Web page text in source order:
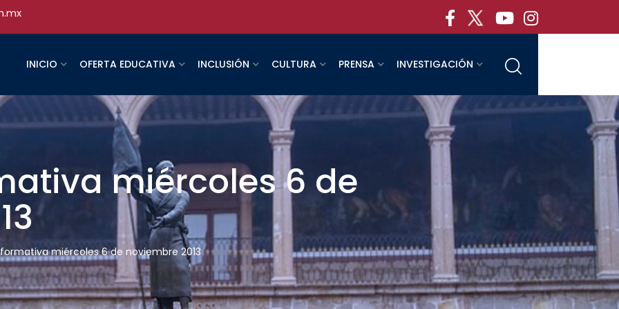
INICIO OFERTA EDUCATIVA INCLUSIÓN CULTURA PRENSA INVESTIGACIÓN
miércoles 6 de
miércoles 6 de noviembre 2013